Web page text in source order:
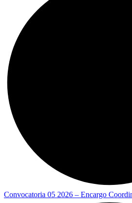
Convocatoria 05 2026 – Encargo